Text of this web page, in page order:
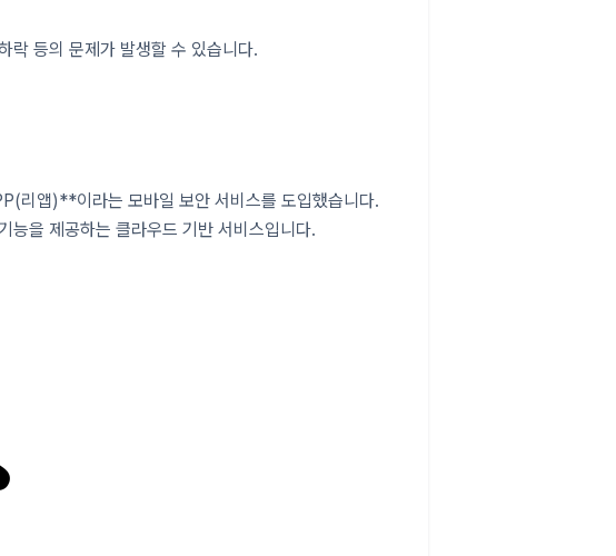
락 등의 문제가 발생할 수 있습니다.
리앱)**이라는 모바일 보안 서비스를 도입했습니다.
을 제공하는 클라우드 기반 서비스입니다.